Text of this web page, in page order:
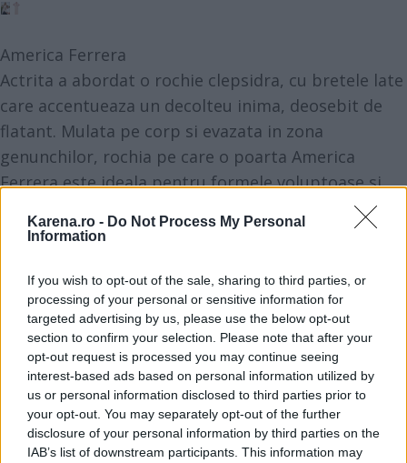
Karena.ro - Do Not Process My Personal
Information
If you wish to opt-out of the sale, sharing to third parties, or
processing of your personal or sensitive information for
targeted advertising by us, please use the below opt-out
section to confirm your selection. Please note that after your
opt-out request is processed you may continue seeing
interest-based ads based on personal information utilized by
us or personal information disclosed to third parties prior to
your opt-out. You may separately opt-out of the further
disclosure of your personal information by third parties on the
IAB’s list of downstream participants. This information may
America Ferrera
Actrita a abordat o rochie clepsidra, cu bretele late
care accentueaza un decolteu inima, deosebit de
flatant. Mulata pe corp si evazata in zona
genunchilor, rochia pe care o poarta America
Ferrera este ideala pentru formele voluptoase si
siluetele mignone, spre deosebire de modelele
foarte ample.
pastreaza atat croiul, cat si textura materialului.